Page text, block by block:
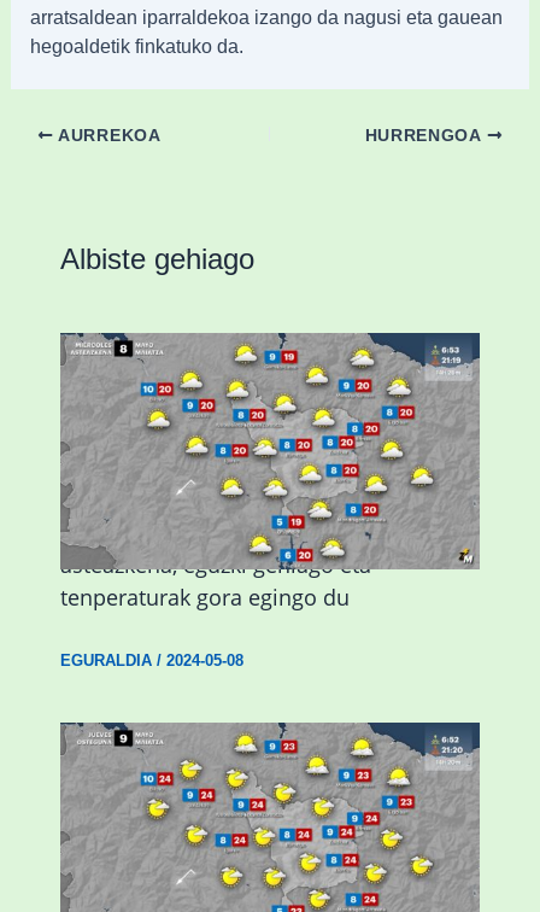
arratsaldean iparraldekoa izango da nagusi eta gauean
hegoaldetik finkatuko da.
AURREKOA HURRENGOA
Albiste gehiago
Eguraldiak hobera egingo du gaur,
asteazkena, eguzki gehiago eta
tenperaturak gora egingo du
EGURALDIA/ 2024-05-08